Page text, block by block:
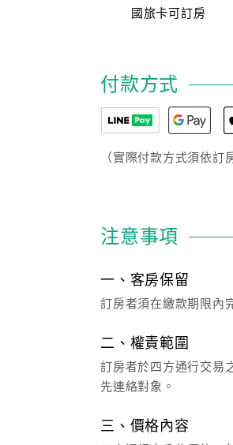
國旅卡可訂房
付款方式
（實際付款方式須依訂
注意事項
一、客房保留
訂房者須在繳款期限內
二、權責範圍
訂房者於四方通行交易
先連絡對象。
三、價格內容